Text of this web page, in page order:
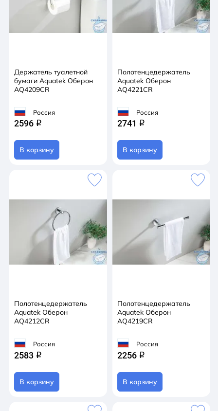
Держатель туалетной
бумаги Aquatek Оберон
AQ4209CR
Россия
2596 q
В корзину
Полотенцедержатель
Aquatek Оберон
AQ4221CR
Россия
2741 q
В корзину
Полотенцедержатель
Aquatek Оберон
AQ4212CR
Россия
2583 q
В корзину
Полотенцедержатель
Aquatek Оберон
AQ4219CR
Россия
2256 q
В корзину